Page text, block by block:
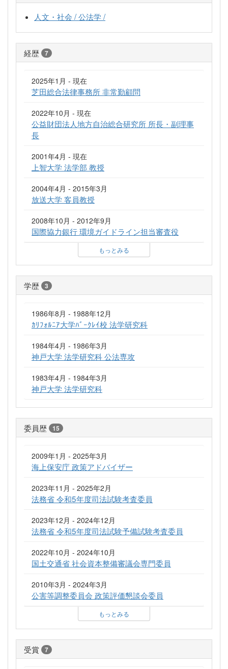
人文・社会 / 公法学 /
経歴 7
2025年1月 - 現在
芝田総合法律事務所 非常勤顧問
2022年10月 - 現在
公益財団法人地方自治総合研究所 所長・副理事
長
2001年4月 - 現在
上智大学 法学部 教授
2004年4月 - 2015年3月
放送大学 客員教授
2008年10月 - 2012年9月
国際協力銀行 環境ガイドライン担当審査役
もっとみる
学歴 3
1986年8月 - 1988年12月
ｶﾘﾌｫﾙﾆｱ大学ﾊﾞｰｸﾚｲ校 法学研究科
1984年4月 - 1986年3月
神戸大学 法学研究科 公法専攻
1983年4月 - 1984年3月
神戸大学 法学研究科
委員歴 15
2009年1月 - 2025年3月
海上保安庁 政策アドバイザー
2023年11月 - 2025年2月
法務省 令和5年度司法試験考査委員
2023年12月 - 2024年12月
法務省 令和5年度司法試験予備試験考査委員
2022年10月 - 2024年10月
国土交通省 社会資本整備審議会専門委員
2010年3月 - 2024年3月
公害等調整委員会 政策評価懇談会委員
もっとみる
受賞 7